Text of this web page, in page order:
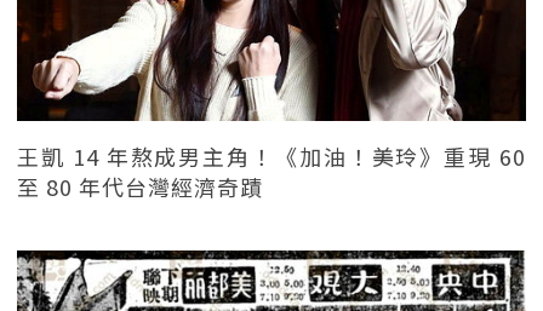
王凱 14 年熬成男主角！《加油！美玲》重現 60
至 80 年代台灣經濟奇蹟